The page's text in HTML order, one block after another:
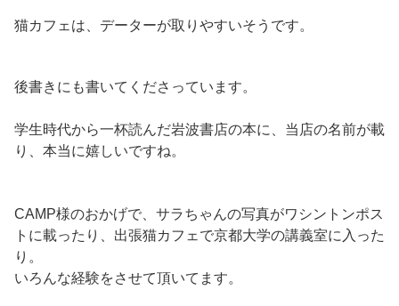
猫カフェは、データーが取りやすいそうです。
後書きにも書いてくださっています。
学生時代から一杯読んだ岩波書店の本に、当店の名前が載
り、本当に嬉しいですね。
CAMP様のおかげで、サラちゃんの写真がワシントンポス
トに載ったり、出張猫カフェで京都大学の講義室に入った
り。
いろんな経験をさせて頂いてます。